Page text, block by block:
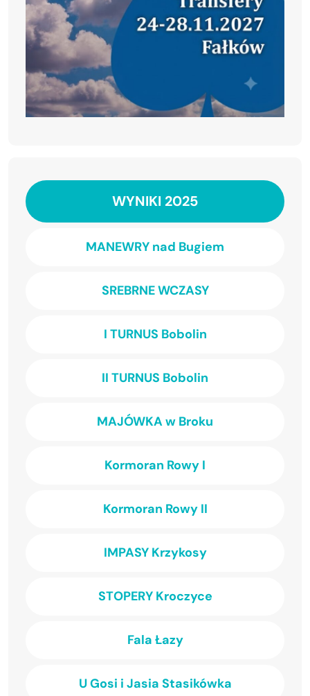
WYNIKI 2025
MANEWRY nad Bugiem
SREBRNE WCZASY
I TURNUS Bobolin
II TURNUS Bobolin
MAJÓWKA w Broku
Kormoran Rowy I
Kormoran Rowy II
IMPASY Krzykosy
STOPERY Kroczyce
Fala Łazy
U Gosi i Jasia Stasikówka